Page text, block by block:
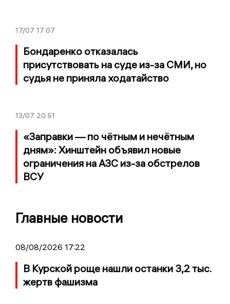
17/07 17:07
Бондаренко отказалась
присутствовать на суде из-за СМИ, но
судья не приняла ходатайство
13/07 20:51
«Заправки — по чётным и нечётным
дням»: Хинштейн объявил новые
ограничения на АЗС из-за обстрелов
ВСУ
Главные новости
08/08/2026 17:22
В Курской роще нашли останки 3,2 тыс.
жертв фашизма